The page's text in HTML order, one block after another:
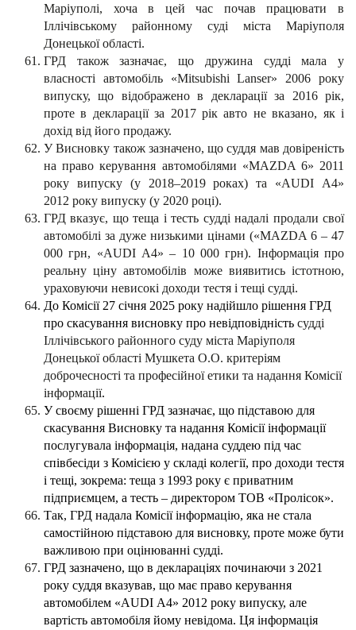
Маріуполі, хоча в цей час почав працювати в
Іллічівському районному суді міста Маріуполя
Донецької області.
ГРД також зазначає, що дружина судді мала у
власності автомобіль «Mitsubishi Lanser» 2006 року
випуску, що відображено в декларації за 2016 рік,
проте в декларації за 2017 рік авто не вказано, як і
дохід від його продажу.
У Висновку також зазначено, що суддя мав довіреність
на право керування автомобілями «MAZDA 6» 2011
року випуску (у 2018–2019 роках) та «AUDI А4»
2012 року випуску (у 2020 році).
ГРД вказує, що теща і тесть судді надалі продали свої
автомобілі за дуже низькими цінами («MAZDA 6 – 47
000 грн, «AUDI А4» – 10 000 грн). Інформація про
реальну ціну автомобілів може виявитись істотною,
ураховуючи невисокі доходи тестя і тещі судді.
До Комісії 27 січня 2025 року надійшло рішення ГРД
про скасування висновку про невідповідність судді
Іллічівського районного суду міста Маріуполя
Донецької області Мушкета О.О. критеріям
доброчесності та професійної етики та надання Комісії
інформації.
У своєму рішенні ГРД зазначає, що підставою для
скасування Висновку та надання Комісії інформації
послугувала інформація, надана суддею під час
співбесіди з Комісією у складі колегії, про доходи тестя
і тещі, зокрема: теща з 1993 року є приватним
підприємцем, а тесть – директором ТОВ «Пролісок».
Так, ГРД надала Комісії інформацію, яка не стала
самостійною підставою для висновку, проте може бути
важливою при оцінюванні судді.
ГРД зазначено, що в деклараціях починаючи з 2021
року суддя вказував, що має право керування
автомобілем «AUDI А4» 2012 року випуску, але
вартість автомобіля йому невідома. Ця інформація